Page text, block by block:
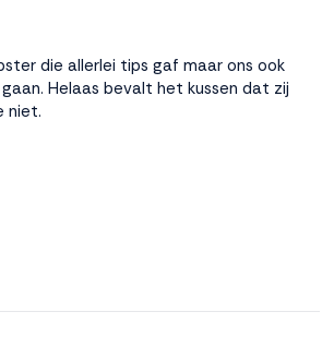
die allerlei tips gaf maar ons ook
Helaas bevalt het kussen dat zij
niet.